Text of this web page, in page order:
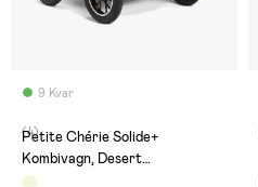
9 Kvar
(4)
Petite Chérie Solide+
Kombivagn, Desert
Taupe/Black